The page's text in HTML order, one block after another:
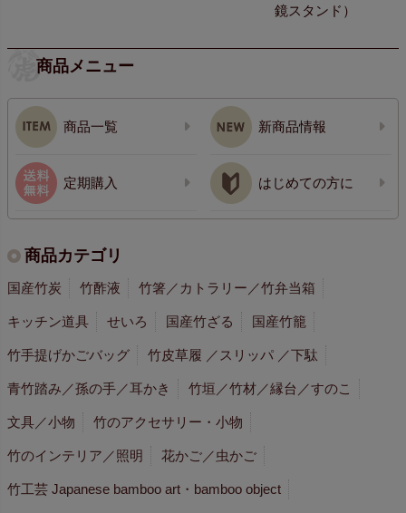
鏡スタンド）
商品メニュー
商品一覧 新商品情報
定期購入 はじめての方に
商品カテゴリ
国産竹炭 竹酢液 竹箸／カトラリー／竹弁当箱
キッチン道具 せいろ 国産竹ざる 国産竹籠
竹手提げかごバッグ 竹皮草履 ／スリッパ ／下駄
青竹踏み／孫の手／耳かき 竹垣／竹材／縁台／すのこ
文具／小物 竹のアクセサリー・小物
竹のインテリア／照明 花かご／虫かご
竹工芸 Japanese bamboo art・bamboo object